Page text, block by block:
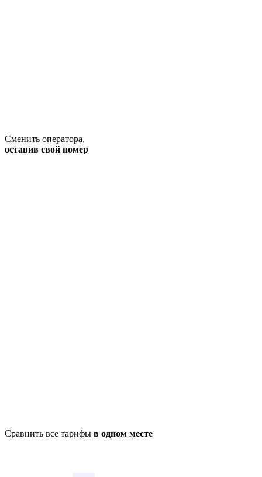
Сменить оператора,
оставив свой номер
Сравнить все тарифы в одном месте